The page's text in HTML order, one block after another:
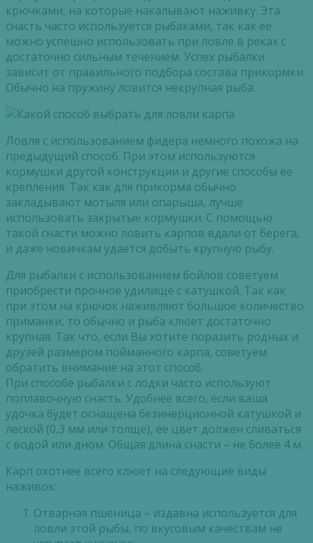
крючками, на которые накалывают наживку. Эта
снасть часто используется рыбаками, так как ее
можно успешно использовать при ловле в реках с
достаточно сильным течением. Успех рыбалки
зависит от правильного подбора состава прикормки.
Обычно на пружину ловится некрупная рыба.
Ловля с использованием фидера немного похожа на
предыдущий способ. При этом используются
кормушки другой конструкции и другие способы ее
крепления. Так как для прикорма обычно
закладывают мотыля или опарыша, лучше
использовать закрытые кормушки. С помощью
такой снасти можно ловить карпов вдали от берега,
и даже новичкам удается добыть крупную рыбу.
Для рыбалки с использованием бойлов советуем
приобрести прочное удилище с катушкой. Так как
при этом на крючок наживляют большое количество
приманки, то обычно и рыба клюет достаточно
крупная. Так что, если Вы хотите поразить родных и
друзей размером пойманного карпа, советуем
обратить внимание на этот способ.
При способе рыбалки с лодки часто используют
поплавочную снасть. Удобнее всего, если ваша
удочка будет оснащена безинерционной катушкой и
леской (0,3 мм или толще), ее цвет должен сливаться
с водой или дном. Общая длина снасти – не более 4 м.
Карп охотнее всего клюет на следующие виды
наживок:
Отварная пшеница – издавна используется для
ловли этой рыбы, по вкусовым качествам не